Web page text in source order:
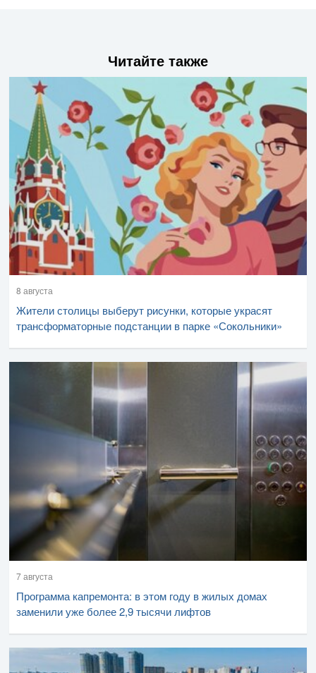
Читайте также
8 августа
Жители столицы выберут рисунки, которые украсят
трансформаторные подстанции в парке «Сокольники»
7 августа
Программа капремонта: в этом году в жилых домах
заменили уже более 2,9 тысячи лифтов